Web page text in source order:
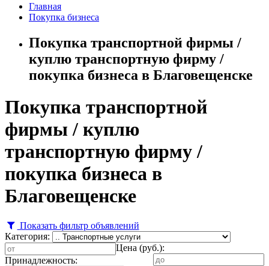
Главная
Покупка бизнеса
Покупка транспортной фирмы /
куплю транспортную фирму /
покупка бизнеса в Благовещенске
Покупка транспортной
фирмы / куплю
транспортную фирму /
покупка бизнеса в
Благовещенске
Показать фильтр объявлений
Категория:
Цена (руб.):
Принадлежность: